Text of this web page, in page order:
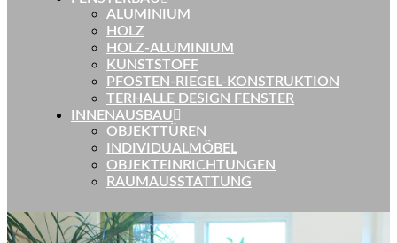
ALUMINIUM
HOLZ
HOLZ-ALUMINIUM
KUNSTSTOFF
PFOSTEN-RIEGEL-KONSTRUKTION
TERHALLE DESIGN FENSTER
INNENAUSBAU
OBJEKTTÜREN
INDIVIDUALMÖBEL
OBJEKTEINRICHTUNGEN
RAUMAUSSTATTUNG